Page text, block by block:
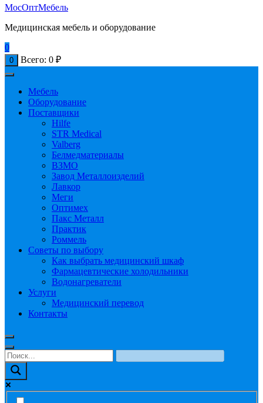
МосОптМебель
Медицинская мебель и оборудование
0
0 Всего: 0 ₽
Мебель
Оборудование
Поставщики
Hilfe
STR Medical
Valberg
Белмедматериалы
ВЗМО
Завод Металлоизделий
Лавкор
Меги
Оптимех
Пакс Металл
Практик
Роммель
Советы по выбору
Как выбрать медицинский шкаф
Фармацевтические холодильники
Водонагреватели
Услуги
Медицинский перевод
Контакты